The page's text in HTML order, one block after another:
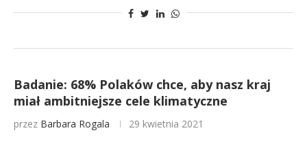
Badanie: 68% Polaków chce, aby nasz kraj
miał ambitniejsze cele klimatyczne
przez Barbara Rogala 29 kwietnia 2021